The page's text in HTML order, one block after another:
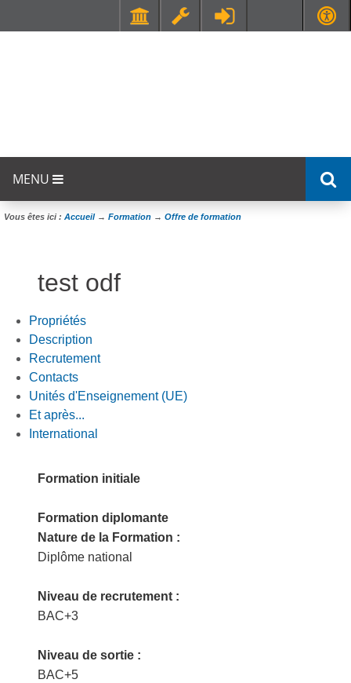
MENU
Vous êtes ici : Accueil→ Formation → Offre de formation
test odf
Propriétés
Description
Recrutement
Contacts
Unités d'Enseignement (UE)
Et après...
International
Formation initiale
Formation diplomante
Nature de la Formation :
Diplôme national
Niveau de recrutement :
BAC+3
Niveau de sortie :
BAC+5